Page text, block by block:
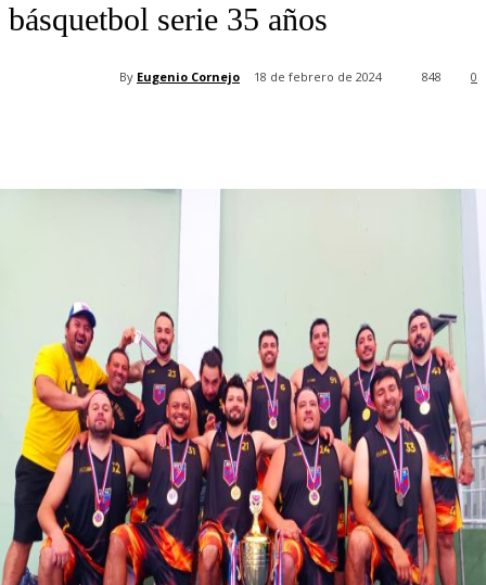
básquetbol serie 35 años
By Eugenio Cornejo 18 de febrero de 2024 0
848